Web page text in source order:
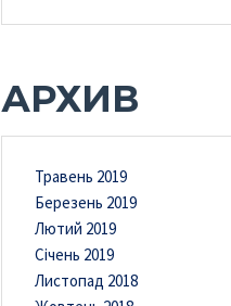
АРХИВ
Травень 2019
Березень 2019
Лютий 2019
Січень 2019
Листопад 2018